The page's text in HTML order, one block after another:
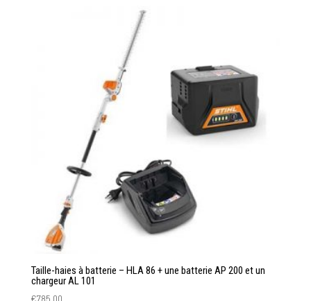
Taille-haies à batterie – HLA 86 + une batterie AP 200 et un
chargeur AL 101